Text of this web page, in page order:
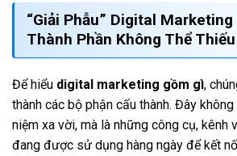
“Giải Phẫu” Digital
Thành Phần Không Thể Thiếu
Để hiểu digital marketing gồm gì,
thành các bộ phận cấu thành. Đây
niệm xa vời, mà là những công cụ, kênh
đang được sử dụng hàng ngày để kết